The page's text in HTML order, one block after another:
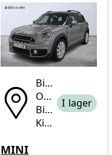
Bilia
Outlet
Bilhall
Kista
I lager
MINI